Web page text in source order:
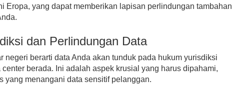
Eropa, yang dapat memberikan lapisan perlindungan tambahan
dan Perlindungan Data
negeri berarti data Anda akan tunduk pada hukum yurisdiksi
center berada. Ini adalah aspek krusial yang harus dipahami,
yang menangani data sensitif pelanggan.